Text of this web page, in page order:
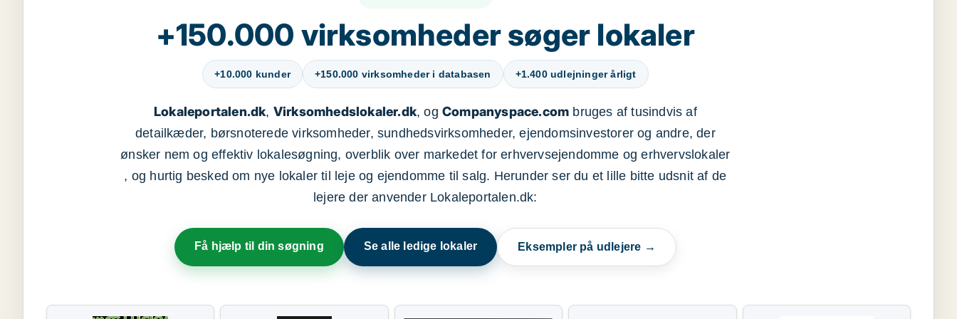
+150.000 virksomheder søger lokaler
+10.000 kunder +150.000 virksomheder i databasen +1.400 udlejninger årligt
Lokaleportalen.dk, Virksomhedslokaler.dk, og Companyspace.com bruges af tusindvis af
detailkæder, børsnoterede virksomheder, sundhedsvirksomheder, ejendomsinvestorer og andre, der
ønsker nem og effektiv lokalesøgning, overblik over markedet for erhvervsejendomme og erhvervslokaler
, og hurtig besked om nye lokaler til leje og ejendomme til salg. Herunder ser du et lille bitte udsnit af de
lejere der anvender Lokaleportalen.dk:
Få hjælp til din søgning Se alle ledige lokaler Eksempler på udlejere →